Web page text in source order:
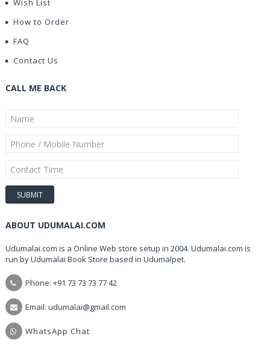
Wish List
How to Order
FAQ
Contact Us
CALL ME BACK
ABOUT UDUMALAI.COM
Udumalai.com is a Online Web store setup in 2004. Udumalai.com is
run by Udumalai Book Store based in Udumalpet.
Phone: +91 73 73 73 77 42
Email: udumalai@gmail.com
WhatsApp Chat